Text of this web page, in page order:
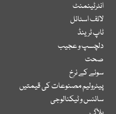
انٹرٹینمنٹ
لائف اسٹائل
ٹاپ ٹرینڈ
دلچسپ و عجیب
صحت
سونے کے نرخ
پیٹرولیم مصنوعات کی قیمتیں
سائنس و ٹیکنالوجی